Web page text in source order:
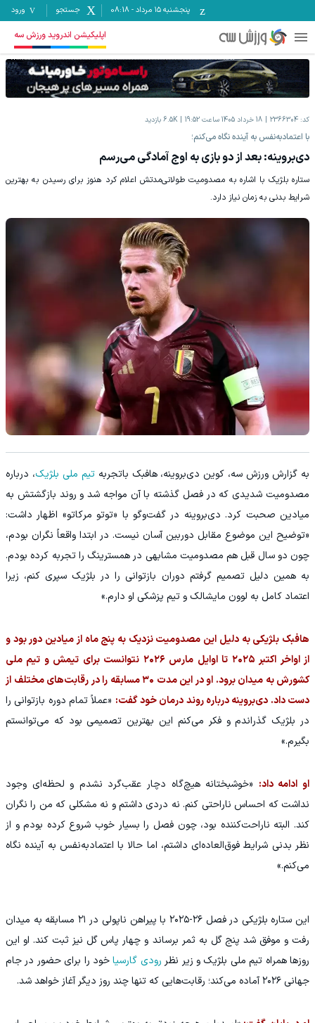
پنجشنبه ۱۵ مرداد -
08:18 جستجو ورود
اپلیکیشن اندروید ورزش سه
کد: 2366304 18 خرداد 1405 ساعت 19:52 6.5K بازدید
با اعتمادبه‌نفس به آینده نگاه می‌کنم؛
دی‌بروینه: بعد از دو بازی به اوج آمادگی می‌رسم
ستاره بلژیک با اشاره به مصدومیت طولانی‌مدتش اعلام کرد هنوز برای رسیدن به بهترین
شرایط بدنی به زمان نیاز دارد.
به گزارش ورزش سه، کوین دی‌بروینه، هافبک باتجربهتیم ملی بلژیک، درباره
مصدومیت شدیدی که در فصل گذشته با آن مواجه شد و روند بازگشتش به
میادین صحبت کرد. دی‌بروینه در گفت‌وگو با «توتو مرکاتو» اظهار داشت:
«توضیح این موضوع مقابل دوربین آسان نیست. در ابتدا واقعاً نگران بودم،
چون دو سال قبل هم مصدومیت مشابهی در همسترینگ را تجربه کرده بودم.
به همین دلیل تصمیم گرفتم دوران بازتوانی را در بلژیک سپری کنم، زیرا
اعتماد کامل به لوون مایشالک و تیم پزشکی او دارم.»
هافبک بلژیکی به دلیل این مصدومیت نزدیک به پنج ماه از میادین دور بود و
از اواخر اکتبر ۲۰۲۵ تا اوایل مارس ۲۰۲۶ نتوانست برای تیمش و تیم ملی
کشورش به میدان برود. او در این مدت ۳۰ مسابقه را در رقابت‌های مختلف از
دست داد. دی‌بروینه درباره روند درمان خود گفت: «عملاً تمام دوره بازتوانی را
در بلژیک گذراندم و فکر می‌کنم این بهترین تصمیمی بود که می‌توانستم
بگیرم.»
او ادامه داد: «خوشبختانه هیچ‌گاه دچار عقب‌گرد نشدم و لحظه‌ای وجود
نداشت که احساس ناراحتی کنم. نه دردی داشتم و نه مشکلی که من را نگران
کند. البته ناراحت‌کننده بود، چون فصل را بسیار خوب شروع کرده بودم و از
نظر بدنی شرایط فوق‌العاده‌ای داشتم، اما حالا با اعتمادبه‌نفس به آینده نگاه
می‌کنم.»
این ستاره بلژیکی در فصل ۲۶-۲۰۲۵ با پیراهن ناپولی در ۲۱ مسابقه به میدان
رفت و موفق شد پنج گل به ثمر برساند و چهار پاس گل نیز ثبت کند. او این
روزها همراه تیم ملی بلژیک و زیر نظر رودی گارسیاخود را برای حضور در جام
جهانی ۲۰۲۶ آماده می‌کند؛ رقابت‌هایی که تنها چند روز دیگر آغاز خواهد شد.